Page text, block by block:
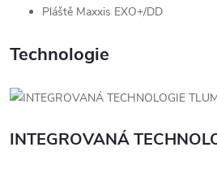
Pláště Maxxis EXO+/DD
Technologie
INTEGROVANÁ